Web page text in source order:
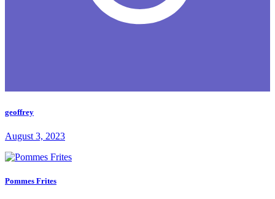
geoffrey
August 3, 2023
Pommes Frites